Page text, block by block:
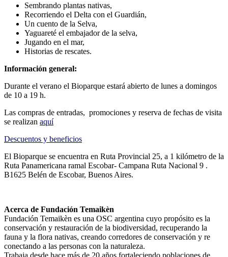
Sembrando plantas nativas,
Recorriendo el Delta con el Guardián,
Un cuento de la Selva,
Yaguareté el embajador de la selva,
Jugando en el mar,
Historias de rescates.
Información general:
Durante el verano el Bioparque estará abierto de lunes a domingos
de 10 a 19 h.
Las compras de entradas, promociones y reserva de fechas de visita
se realizan aquí
Descuentos y beneficios
El Bioparque se encuentra en Ruta Provincial 25, a 1 kilómetro de la
Ruta Panamericana ramal Escobar- Campana Ruta Nacional 9 .
B1625 Belén de Escobar, Buenos Aires.
Acerca de Fundación Temaikèn
Fundación Temaikèn es una OSC argentina cuyo propósito es la
conservación y restauración de la biodiversidad, recuperando la
fauna y la flora nativas, creando corredores de conservación y re
conectando a las personas con la naturaleza.
Trabaja desde hace más de 20 años fortaleciendo poblaciones de